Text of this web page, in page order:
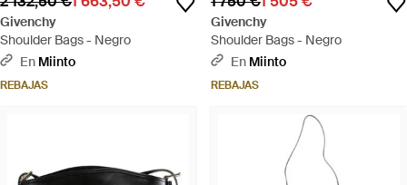
Givenchy
Shoulder Bags - Negro
En Miinto
REBAJAS
Givenchy
Shoulder Bags - Negro
En Miinto
REBAJAS